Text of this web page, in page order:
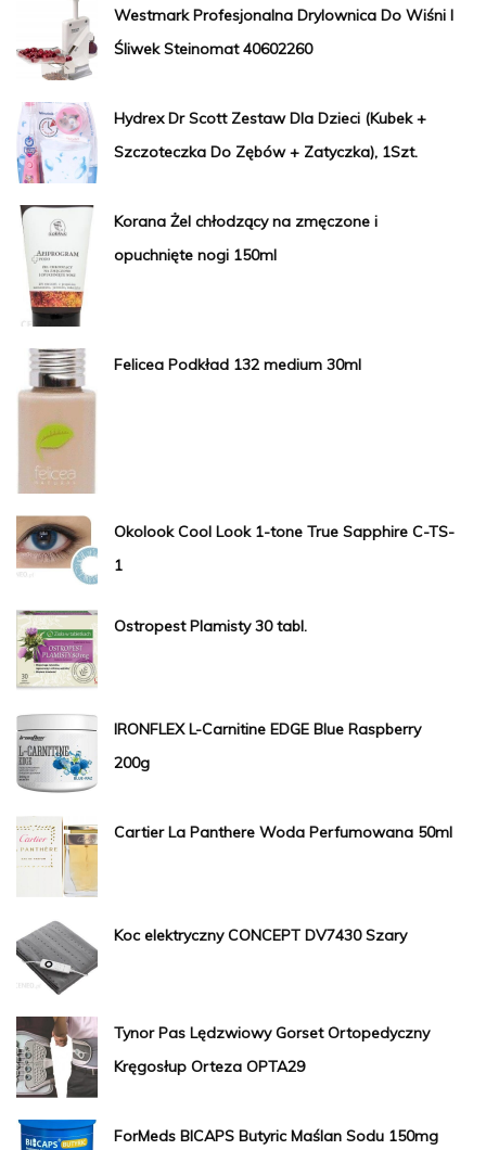
Westmark Profesjonalna Drylownica Do Wiśni I
Śliwek Steinomat 40602260
Hydrex Dr Scott Zestaw Dla Dzieci (Kubek +
Szczoteczka Do Zębów + Zatyczka), 1Szt.
Korana Żel chłodzący na zmęczone i
opuchnięte nogi 150ml
Felicea Podkład 132 medium 30ml
Okolook Cool Look 1-tone True Sapphire C-TS-
1
Ostropest Plamisty 30 tabl.
IRONFLEX L-Carnitine EDGE Blue Raspberry
200g
Cartier La Panthere Woda Perfumowana 50ml
Koc elektryczny CONCEPT DV7430 Szary
Tynor Pas Lędzwiowy Gorset Ortopedyczny
Kręgosłup Orteza OPTA29
ForMeds BICAPS Butyric Maślan Sodu 150mg